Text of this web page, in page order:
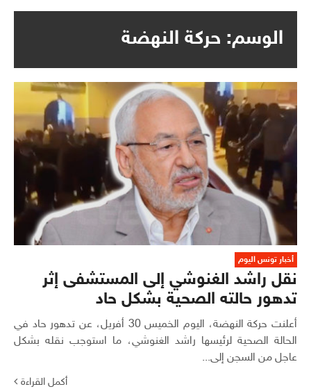
الوسم: حركة النهضة
أخبار تونس اليوم
نقل راشد الغنوشي إلى المستشفى إثر
تدهور حالته الصحية بشكل حاد
أعلنت حركة النهضة، اليوم الخميس 30 أفريل، عن تدهور حاد في
الحالة الصحية لرئيسها راشد الغنوشي، ما استوجب نقله بشكل
عاجل من السجن إلى...
أكمل القراءة